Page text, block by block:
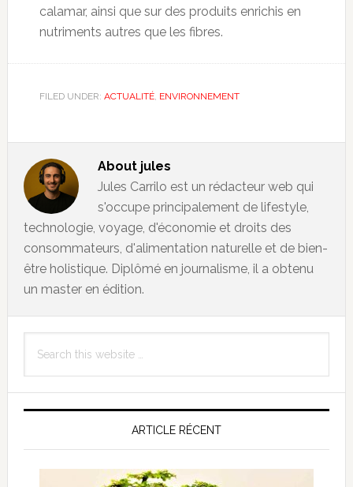
calamar, ainsi que sur des produits enrichis en
nutriments autres que les fibres.
FILED UNDER: ACTUALITÉ, ENVIRONNEMENT
About jules
Jules Carrilo est un rédacteur web qui
s'occupe principalement de lifestyle,
technologie, voyage, d'économie et droits des
consommateurs, d'alimentation naturelle et de bien-
être holistique. Diplômé en journalisme, il a obtenu
un master en édition.
Primary
Sidebar
this
ARTICLE RÉCENT